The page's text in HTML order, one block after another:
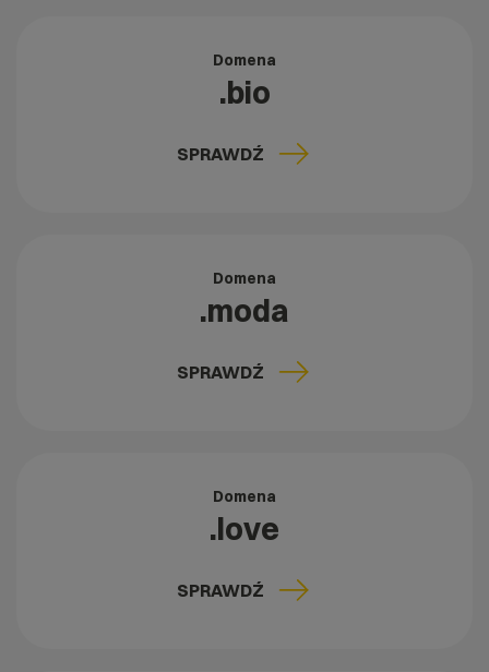
Domena
.bio
SPRAWDŹ
Domena
.moda
SPRAWDŹ
Domena
.love
SPRAWDŹ